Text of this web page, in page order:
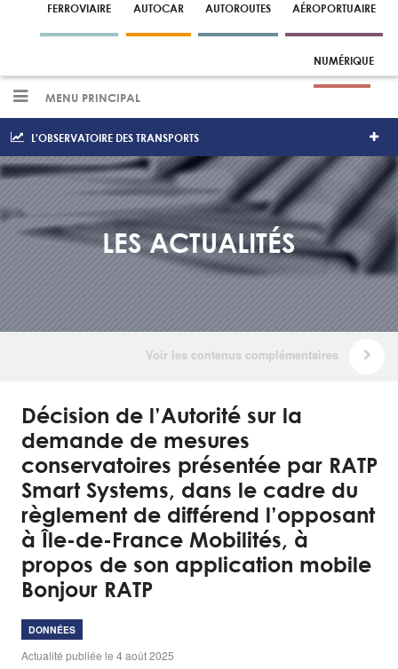
recherche
FERROVIAIRE AUTOCAR AUTOROUTES AÉROPORTUAIRE
NUMÉRIQUE
MENU PRINCIPAL
L'OBSERVATOIRE DES TRANSPORTS
LES ACTUALITÉS
Décision de l’Autorité sur la
demande de mesures
conservatoires présentée par RATP
Smart Systems, dans le cadre du
règlement de différend l’opposant
à Île-de-France Mobilités, à
propos de son application mobile
Bonjour RATP
DONNÉES
Actualité publiée le 4 août 2025